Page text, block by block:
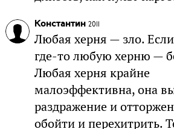
Константин 2011
Любая херня — зло.
где-то любую херню —
Любая херня крайне
малоэффективна, она
раздражение и
обойти и перехитрить.